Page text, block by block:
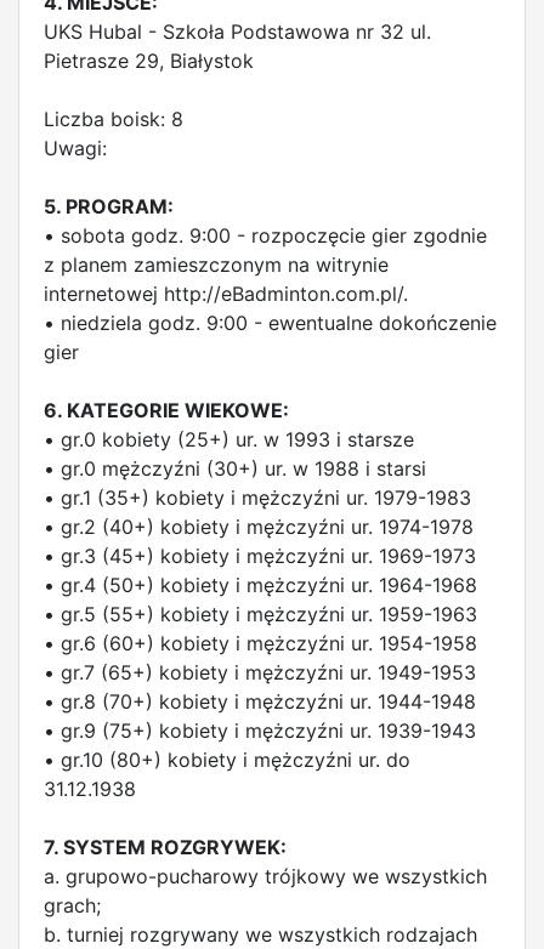
UKS Hubal - Szkoła Podstawowa nr 32 ul.
Pietrasze 29, Białystok
Liczba boisk: 8
Uwagi:
5. PROGRAM:
• sobota godz. 9:00 - rozpoczęcie gier zgodnie
z planem zamieszczonym na witrynie
internetowej http://eBadminton.com.pl/.
• niedziela godz. 9:00 - ewentualne dokończenie
gier
6. KATEGORIE WIEKOWE:
• gr.0 kobiety (25+) ur. w 1993 i starsze
• gr.0 mężczyźni (30+) ur. w 1988 i starsi
• gr.1 (35+) kobiety i mężczyźni ur. 1979-1983
• gr.2 (40+) kobiety i mężczyźni ur. 1974-1978
• gr.3 (45+) kobiety i mężczyźni ur. 1969-1973
• gr.4 (50+) kobiety i mężczyźni ur. 1964-1968
• gr.5 (55+) kobiety i mężczyźni ur. 1959-1963
• gr.6 (60+) kobiety i mężczyźni ur. 1954-1958
• gr.7 (65+) kobiety i mężczyźni ur. 1949-1953
• gr.8 (70+) kobiety i mężczyźni ur. 1944-1948
• gr.9 (75+) kobiety i mężczyźni ur. 1939-1943
• gr.10 (80+) kobiety i mężczyźni ur. do
31.12.1938
7. SYSTEM ROZGRYWEK:
a. grupowo-pucharowy trójkowy we wszystkich
grach;
b. turniej rozgrywany we wszystkich rodzajach